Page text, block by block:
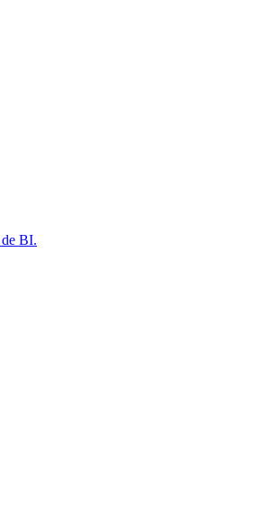
de BI.